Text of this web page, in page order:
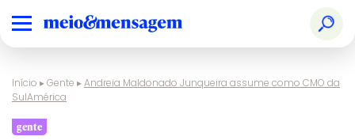
Início ▸Gente ▸Andreia Maldonado Junqueira assume como CMO da
SulAmérica
gente